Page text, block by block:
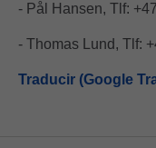
- Pål Hansen, Tlf:
- Thomas Lund, Tlf:
Traducir (Google